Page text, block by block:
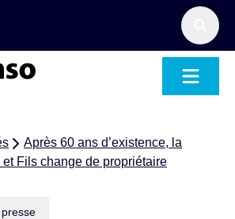
Après 60 ans d’existence, la
Fils change de propriétaire